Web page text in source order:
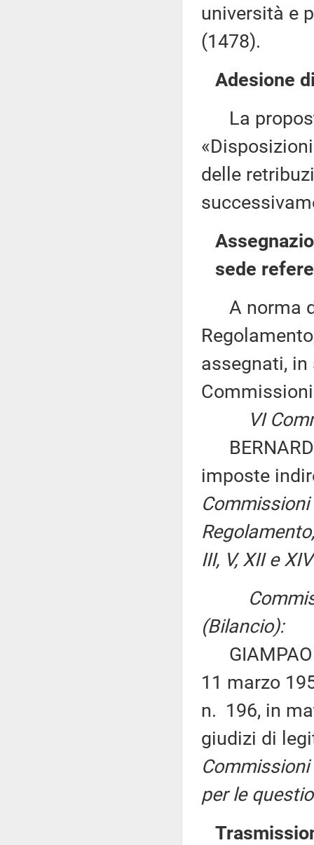
università e
(1478).
Adesione
La
delle
sede
A norma
assegnati,
VI
imposte
Commissioni
III, V, XII e XIV
(Bilancio):
11 marzo
n. 196, in
giudizi di
per le